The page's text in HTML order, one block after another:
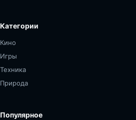
Категории
Кино
Игры
Техника
Природа
Популярное